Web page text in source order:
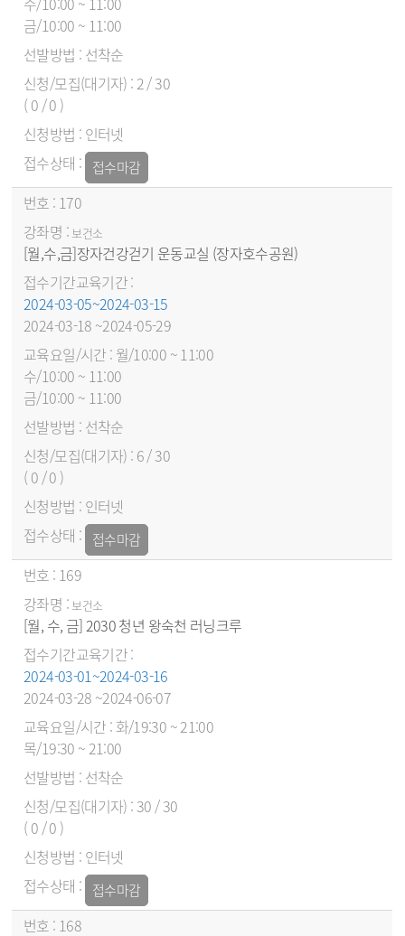
금/10:00 ~ 11:00
선착순
2 / 30
( 0 / 0 )
인터넷
접수마감
170
보건소
[월,수,금]장자건강걷기 운동교실 (장자호수공원)
2024-03-05~2024-03-15
2024-03-18 ~2024-05-29
월/10:00 ~ 11:00
수/10:00 ~ 11:00
금/10:00 ~ 11:00
선착순
6 / 30
( 0 / 0 )
인터넷
접수마감
169
보건소
[월, 수, 금] 2030 청년 왕숙천 러닝크루
2024-03-01~2024-03-16
2024-03-28 ~2024-06-07
화/19:30 ~ 21:00
목/19:30 ~ 21:00
선착순
30 / 30
( 0 / 0 )
인터넷
접수마감
168